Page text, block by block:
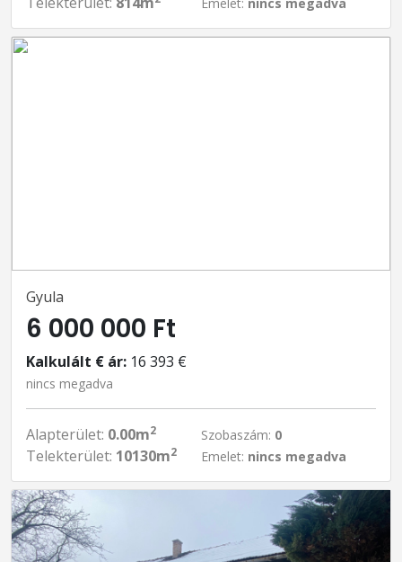
Gyula
6 000 000 Ft
Kalkulált € ár: 16 393 €
nincs megadva
Alapterület: 0.00m2
Telekterület: 10130m2
Szobaszám: 0
Emelet: nincs megadva